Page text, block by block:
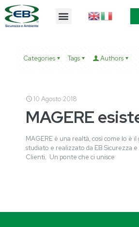
Categories Tags Authors
10 Agosto 2018
MAGERE
MAGERE è una realtà, così come lo è il
studiato e realizzato da EB Sicurezza
Clienti. Un ponte che ci unisce